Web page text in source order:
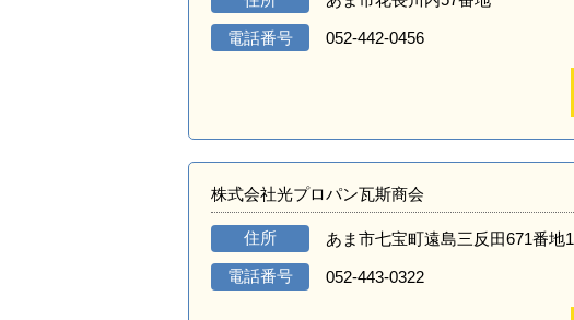
電話番号 052-442-0456
株式会社光プロパン瓦斯商会
住所 あま市七宝町遠島三反田671番地1
電話番号 052-443-0322